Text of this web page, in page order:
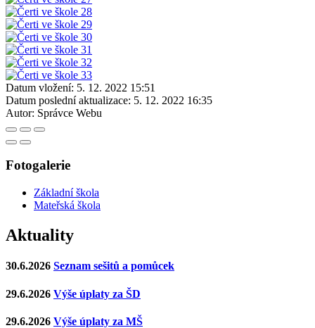
Datum vložení: 5. 12. 2022 15:51
Datum poslední aktualizace: 5. 12. 2022 16:35
Autor: Správce Webu
Fotogalerie
Základní škola
Mateřská škola
Aktuality
30.6.2026 Seznam sešitů a pomůcek
29.6.2026 Výše úplaty za ŠD
29.6.2026 Výše úplaty za MŠ